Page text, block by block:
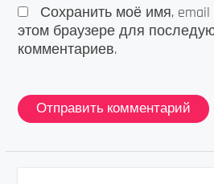
Сохранить моё имя,
этом браузере для
комментариев.